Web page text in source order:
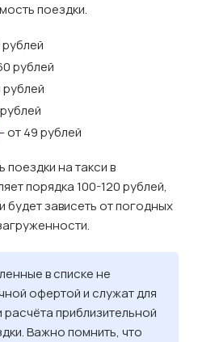
поездки.
рублей
рублей
рублей
– от 49 рублей
на такси в
порядка 100-120 рублей,
будет зависеть от погодных
в списке не
офертой и служат для
приблизительной
Важно помнить, что